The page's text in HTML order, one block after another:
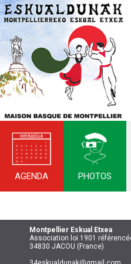
AGENDA PHOTOS
Montpellier Eskual Etxea
Association loi 1901
34830 JACOU (France)